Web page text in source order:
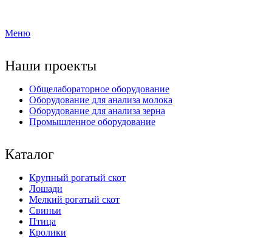
Меню
Наши проекты
Общелабораторное оборудование
Оборудование для анализа молока
Оборудование для анализа зерна
Промышленное оборудование
Каталог
Крупный рогатый скот
Лошади
Мелкий рогатый скот
Свиньи
Птица
Кролики